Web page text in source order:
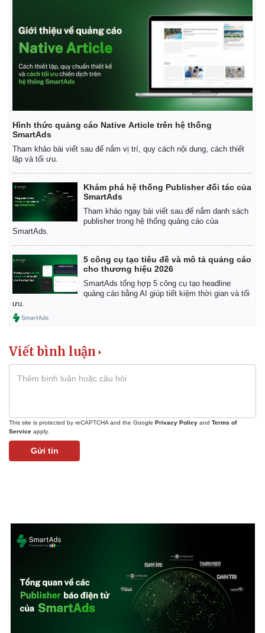
Khởi nghiệp
Giá vàng
Tiêu dùng
Pháp luật
Vụ án
Bóng đá
Lịch thi đấu bóng đá
Thế giới thể thao
Ô tô - Xe máy
Ô tô
Xe máy
Tư vấn
Hình thức quảng cáo Native Article trên hệ thống
SmartAds
Tham khảo bài viết sau để nắm vị trí, quy cách nội dung, cách thiết
lập và tối ưu.
Khám phá hệ thống Publisher đối tác của
SmartAds
Tham khảo ngay bài viết sau để nắm danh sách
publisher trong hệ thống quảng cáo của
SmartAds.
5 công cụ tạo tiêu đề và mô tả quảng cáo
cho thương hiệu 2026
SmartAds tổng hợp 5 công cụ tạo headline
quảng cáo bằng AI giúp tiết kiệm thời gian và tối
ưu.
Viết bình luận
This site is protected by reCAPTCHA and the Google Privacy Policy and Terms of
Service apply.
Gửi tin